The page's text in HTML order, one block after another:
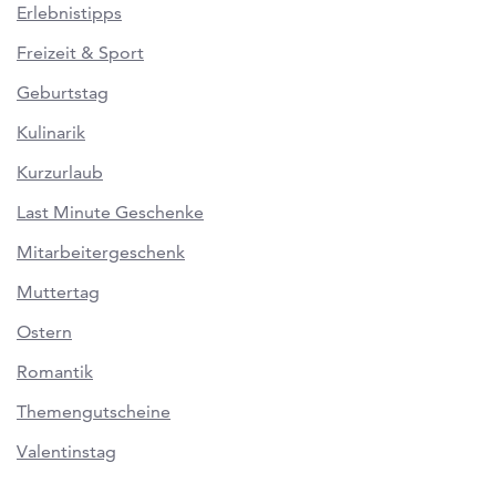
Erlebnistipps
Freizeit & Sport
Geburtstag
Kulinarik
Kurzurlaub
Last Minute Geschenke
Mitarbeitergeschenk
Muttertag
Ostern
Romantik
Themengutscheine
Valentinstag